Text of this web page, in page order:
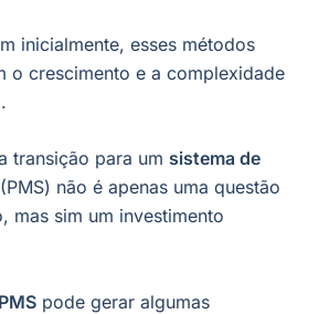
inicialmente, esses métodos
o crescimento e a complexidade
transição para um sistema de
(PMS) não é apenas uma questão
mas sim um investimento
pode gerar algumas